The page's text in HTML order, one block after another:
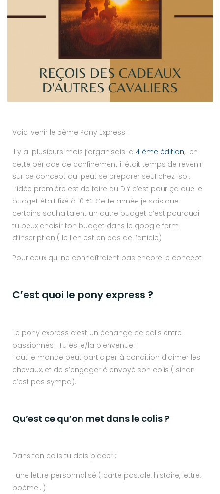
Voici venir le 5ème Pony Express !
Il y a plusieurs mois j’organisais la 4 ème édition, en
cette période de confinement il était temps de revenir
sur ce concept qui peut se préparer seul chez-soi.
L’idée première est de faire du DIY c’est pour ça que le
budget était fixé à 10 €. Cette année je sais que
certains souhaitaient un autre budget c’est pourquoi
tu peux choisir ton budget dans le google form
d’inscription ( le lien est en bas de l’article)
Pour ceux qui ne connaîtraient pas encore le concept
C’est quoi le pony express ?
Le pony express c’est un échange de colis entre
passionnés . Tu es le/la bienvenue!
Tout le monde peut participer à condition d’aimer les
chevaux, et de s’engager à envoyé son colis ( sinon
c’est pas sympa).
Qu’est ce qu’on met dans le colis ?
Dans ton colis tu dois placer :
-une lettre personnalisé ( carte postale, histoire, lettre,
poème…)